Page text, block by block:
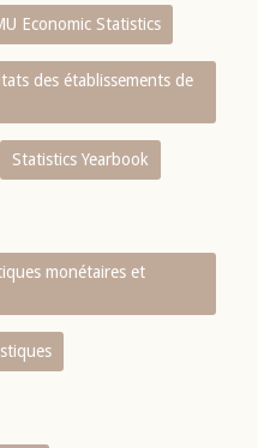
Economic Statistics
des établissements de
Statistics Yearbook
monétaires et